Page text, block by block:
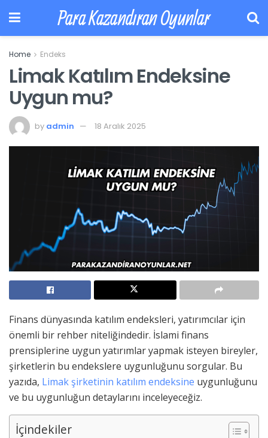
Para Kazandıran Oyunlar
Home Endeks
Limak Katılım Endeksine
Uygun mu?
by admin 18 Aralık 2025
Finans dünyasında katılım endeksleri, yatırımcılar için
önemli bir rehber niteliğindedir. İslami finans
prensiplerine uygun yatırımlar yapmak isteyen bireyler,
şirketlerin bu endekslere uygunluğunu sorgular. Bu
yazıda, Limak şirketinin katılım endeksine uygunluğunu
ve bu uygunluğun detaylarını inceleyeceğiz.
İçindekiler